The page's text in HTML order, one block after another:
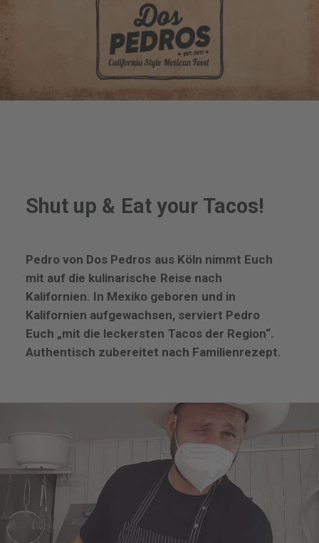
Shut up & Eat your Tacos!
Pedro von Dos Pedros aus Köln nimmt Euch
mit auf die kulinarische Reise nach
Kalifornien. In Mexiko geboren und in
Kalifornien aufgewachsen, serviert Pedro
Euch „mit die leckersten Tacos der Region“.
Authentisch zubereitet nach Familienrezept.